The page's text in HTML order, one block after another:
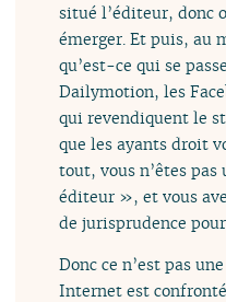
situé l’éditeur, donc
émerger. Et puis, au
qu’est-ce qui se
Dailymotion, les
qui revendiquent le
que les ayants droit
tout, vous n’êtes pas
éditeur », et vous
de jurisprudence
Donc ce n’est pas
Internet est